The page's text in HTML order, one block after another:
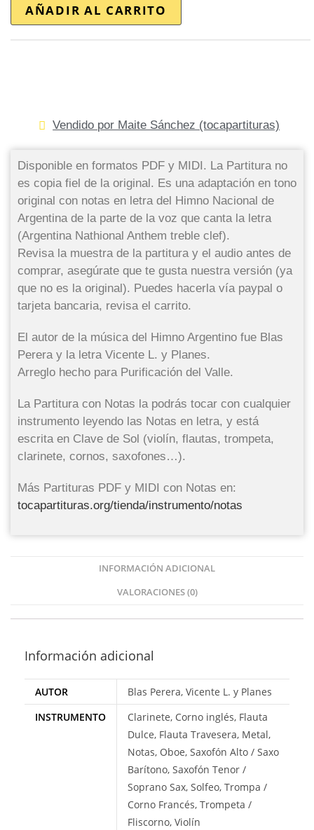
AÑADIR AL CARRITO
Vendido por Maite Sánchez (tocapartituras)
Disponible en formatos PDF y MIDI. La Partitura no
es copia fiel de la original. Es una adaptación en tono
original con notas en letra del Himno Nacional de
Argentina de la parte de la voz que canta la letra
(Argentina Nathional Anthem treble clef).
Revisa la muestra de la partitura y el audio antes de
comprar, asegúrate que te gusta nuestra versión (ya
que no es la original). Puedes hacerla vía paypal o
tarjeta bancaria, revisa el carrito.
El autor de la música del Himno Argentino fue Blas
Perera y la letra Vicente L. y Planes.
Arreglo hecho para Purificación del Valle.
La Partitura con Notas la podrás tocar con cualquier
instrumento leyendo las Notas en letra, y está
escrita en Clave de Sol (violín, flautas, trompeta,
clarinete, cornos, saxofones…).
Más Partituras PDF y MIDI con Notas en:
tocapartituras.org/tienda/instrumento/notas
INFORMACIÓN ADICIONAL
VALORACIONES (0)
Información adicional
AUTOR
Blas Perera, Vicente L. y Planes
INSTRUMENTO
Clarinete, Corno inglés, Flauta
Dulce, Flauta Travesera, Metal,
Notas, Oboe, Saxofón Alto / Saxo
Barítono, Saxofón Tenor /
Soprano Sax, Solfeo, Trompa /
Corno Francés, Trompeta /
Fliscorno, Violín